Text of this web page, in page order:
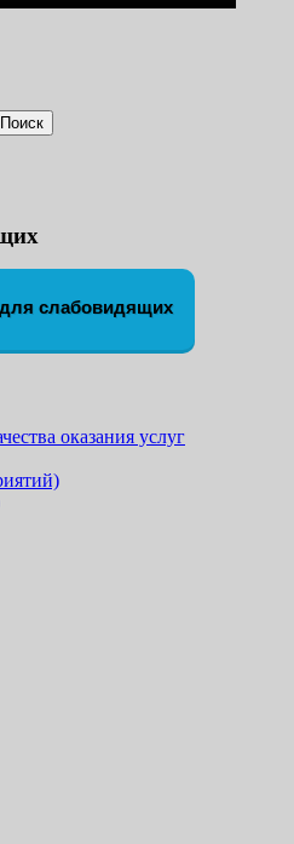
слабовидящих
оказания услуг